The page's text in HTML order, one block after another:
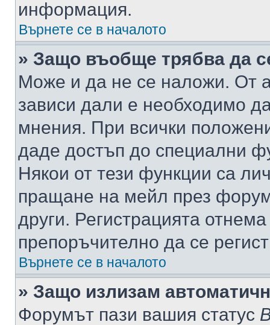
информация.
Върнете се в началото
» Защо въобще трябва да
Може и да не се наложи. От
зависи дали е необходимо
мнения. При всички
даде достъп до специални
Някои от тези функции са
пращане на мейл през
други. Регистрацията
препоръчително да се
Върнете се в началото
» Защо излизам
Форумът пази вашия статус